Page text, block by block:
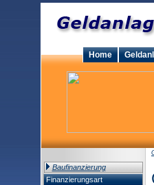
Home
Baufinanzierung
Finanzierungsart